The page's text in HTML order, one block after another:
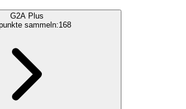
G2A Plus
sammeln:168